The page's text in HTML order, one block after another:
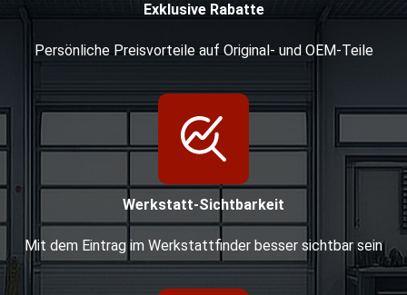
Exklusive Rabatte
Persönliche Preisvorteile auf Original- und OEM-Teile
Werkstatt-Sichtbarkeit
Mit dem Eintrag im Werkstattfinder besser sichtbar sein